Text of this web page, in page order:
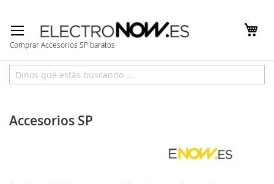
al
contenido
Comprar Accesorios SP baratos
Inicio Marcas SP
Accesorios SP